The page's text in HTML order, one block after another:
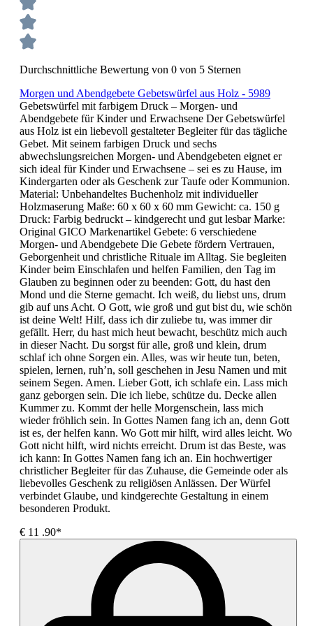
Durchschnittliche Bewertung von 0 von 5 Sternen
Morgen und Abendgebete Gebetswürfel aus Holz - 5989
Gebetswürfel mit farbigem Druck – Morgen- und
Abendgebete für Kinder und Erwachsene Der Gebetswürfel
aus Holz ist ein liebevoll gestalteter Begleiter für das tägliche
Gebet. Mit seinem farbigen Druck und sechs
abwechslungsreichen Morgen- und Abendgebeten eignet er
sich ideal für Kinder und Erwachsene – sei es zu Hause, im
Kindergarten oder als Geschenk zur Taufe oder Kommunion.
Material: Unbehandeltes Buchenholz mit individueller
Holzmaserung Maße: 60 x 60 x 60 mm Gewicht: ca. 150 g
Druck: Farbig bedruckt – kindgerecht und gut lesbar Marke:
Original GICO Markenartikel Gebete: 6 verschiedene
Morgen- und Abendgebete Die Gebete fördern Vertrauen,
Geborgenheit und christliche Rituale im Alltag. Sie begleiten
Kinder beim Einschlafen und helfen Familien, den Tag im
Glauben zu beginnen oder zu beenden: Gott, du hast den
Mond und die Sterne gemacht. Ich weiß, du liebst uns, drum
gib auf uns Acht. O Gott, wie groß und gut bist du, wie schön
ist deine Welt! Hilf, dass ich dir zuliebe tu, was immer dir
gefällt. Herr, du hast mich heut bewacht, beschütz mich auch
in dieser Nacht. Du sorgst für alle, groß und klein, drum
schlaf ich ohne Sorgen ein. Alles, was wir heute tun, beten,
spielen, lernen, ruh’n, soll geschehen in Jesu Namen und mit
seinem Segen. Amen. Lieber Gott, ich schlafe ein. Lass mich
ganz geborgen sein. Die ich liebe, schütze du. Decke allen
Kummer zu. Kommt der helle Morgenschein, lass mich
wieder fröhlich sein. In Gottes Namen fang ich an, denn Gott
ist es, der helfen kann. Wo Gott mir hilft, wird alles leicht. Wo
Gott nicht hilft, wird nichts erreicht. Drum ist das Beste, was
ich kann: In Gottes Namen fang ich an. Ein hochwertiger
christlicher Begleiter für das Zuhause, die Gemeinde oder als
liebevolles Geschenk zu religiösen Anlässen. Der Würfel
verbindet Glaube, und kindgerechte Gestaltung in einem
besonderen Produkt.
€ 11 .90*